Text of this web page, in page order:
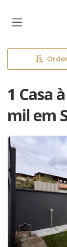
1 Casa
mil em